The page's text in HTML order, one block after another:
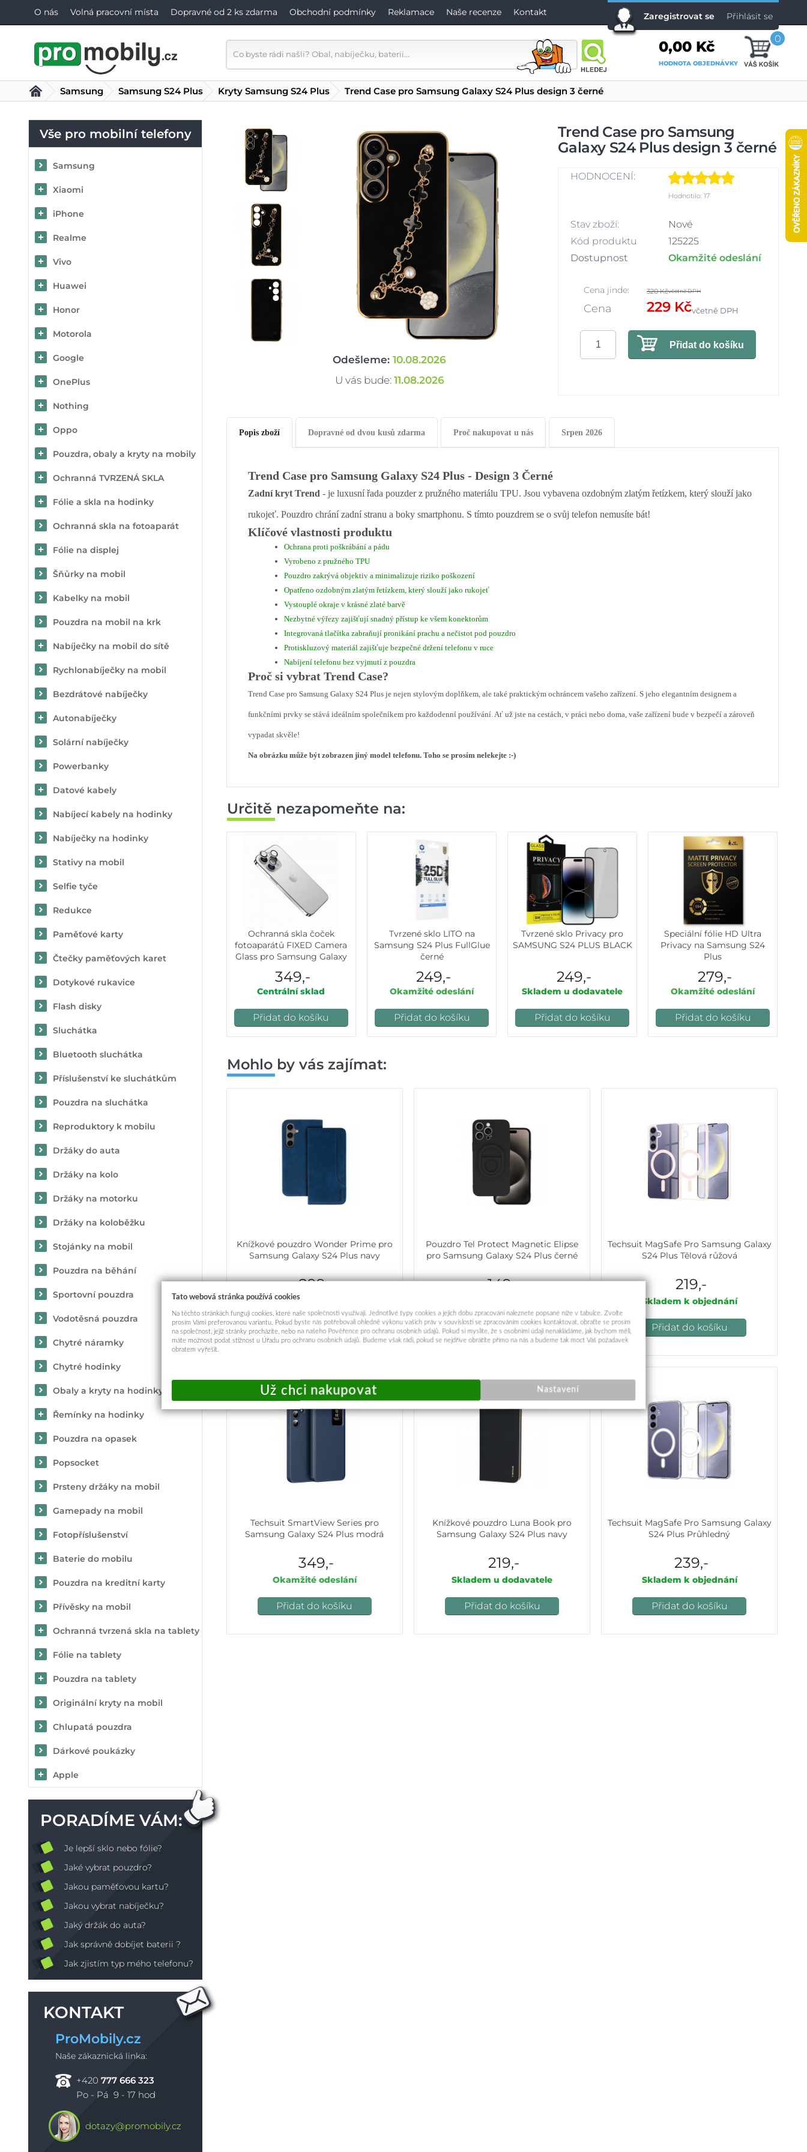
O nás Volná pracovní místa Dopravné od 2 ks zdarma Obchodní podmínky Reklamace Naše recenze Kontakt Zaregistrovat se Přihlásit se
0,00 Kč
HODNOTA OBJEDNÁVKY
0
Vše pro mobilní telefony
Samsung
Xiaomi
iPhone
Realme
Vivo
Huawei
Honor
Motorola
Google
OnePlus
Nothing
Oppo
Pouzdra, obaly a kryty na mobily
Ochranná TVRZENÁ SKLA
Fólie a skla na hodinky
Ochranná skla na fotoaparát
Fólie na displej
Šňůrky na mobil
Kabelky na mobil
Pouzdra na mobil na krk
Nabíječky na mobil do sítě
Rychlonabíječky na mobil
Bezdrátové nabíječky
Autonabíječky
Solární nabíječky
Powerbanky
Datové kabely
Nabíjecí kabely na hodinky
Nabíječky na hodinky
Stativy na mobil
Selfie tyče
Redukce
Paměťové karty
Čtečky paměťových karet
Dotykové rukavice
Flash disky
Sluchátka
Bluetooth sluchátka
Příslušenství ke sluchátkům
Pouzdra na sluchátka
Reproduktory k mobilu
Držáky do auta
Držáky na kolo
Držáky na motorku
Držáky na koloběžku
Stojánky na mobil
Pouzdra na běhání
Sportovní pouzdra
Vodotěsná pouzdra
Chytré náramky
Chytré hodinky
Obaly a kryty na hodinky
Řemínky na hodinky
Pouzdra na opasek
Popsocket
Prsteny držáky na mobil
Gamepady na mobil
Fotopříslušenství
Baterie do mobilu
Pouzdra na kreditní karty
Přívěsky na mobil
Ochranná tvrzená skla na tablety
Fólie na tablety
Pouzdra na tablety
Originální kryty na mobil
Chlupatá pouzdra
Dárkové poukázky
Apple
PORADÍME VÁM:
Je lepší sklo nebo fólie?
Jaké vybrat pouzdro?
Jakou paměťovou kartu?
Jakou vybrat nabíječku?
Jaký držák do auta?
Jak správně dobíjet baterii ?
Jak zjistím typ mého telefonu?
KONTAKT
ProMobily.cz
Naše zákaznická linka:
+420 777 666 323
Po - Pá 9 - 17 hod
dotazy@promobily.cz
Samsung Samsung S24 Plus Kryty Samsung S24 Plus Trend Case pro Samsung Galaxy S24 Plus design 3 černé
Odešleme:10.08.2026
U vás bude: 11.08.2026
Trend Case pro Samsung
Galaxy S24 Plus design 3 černé
HODNOCENÍ:
Hodnotilo: 17
Stav zboží:
Nové
Kód produktu
125225
Dostupnost
Okamžité odeslání
Cena jinde: 320 Kčvčetně DPH
Cena 229 Kčvčetně DPH
Přidat do košíku
Popis zboží Dopravné od dvou kusů zdarma Proč nakupovat u nás Srpen 2026
Trend Case pro Samsung Galaxy S24 Plus - Design 3 Černé
Zadní kryt Trend - je luxusní řada pouzder z pružného materiálu TPU. Jsou vybavena ozdobným zlatým řetízkem, který slouží jako
rukojeť. Pouzdro chrání zadní stranu a boky smartphonu. S tímto pouzdrem se o svůj telefon nemusíte bát!
Klíčové vlastnosti produktu
Ochrana proti poškrábání a pádu
Vyrobeno z pružného TPU
Pouzdro zakrývá objektiv a minimalizuje riziko poškození
Opatřeno ozdobným zlatým řetízkem, který slouží jako rukojeť
Vystouplé okraje v krásné zlaté barvě
Nezbytné výřezy zajišťují snadný přístup ke všem konektorům
Integrovaná tlačítka zabraňují pronikání prachu a nečistot pod pouzdro
Protiskluzový materiál zajišťuje bezpečné držení telefonu v ruce
Nabíjení telefonu bez vyjmutí z pouzdra
Proč si vybrat Trend Case?
Trend Case pro Samsung Galaxy S24 Plus je nejen stylovým doplňkem, ale také praktickým ochráncem vašeho zařízení. S jeho elegantním designem a
funkčními prvky se stává ideálním společníkem pro každodenní používání. Ať už jste na cestách, v práci nebo doma, vaše zařízení bude v bezpečí a zároveň
vypadat skvěle!
Na obrázku může být zobrazen jiný model telefonu. Toho se prosím nelekejte :-)
Určitě nezapomeňte na:
Ochranná skla čoček
fotoaparátů FIXED Camera
Glass pro Samsung Galaxy
349,-
Centrální sklad
Přidat do košíku
Tvrzené sklo LITO na
Samsung S24 Plus FullGlue
černé
249,-
Okamžité odeslání
Přidat do košíku
Tvrzené sklo Privacy pro
SAMSUNG S24 PLUS BLACK
249,-
Skladem u dodavatele
Přidat do košíku
Speciální fólie HD Ultra
Privacy na Samsung S24
Plus
279,-
Okamžité odeslání
Přidat do košíku
Mohlo by vás zajímat:
Knížkové pouzdro Wonder Prime pro
Samsung Galaxy S24 Plus navy
299,-
Skladem u dodavatele
Přidat do košíku
Pouzdro Tel Protect Magnetic Elipse
pro Samsung Galaxy S24 Plus černé
149,-
Přidat do košíku
Techsuit MagSafe Pro Samsung Galaxy
S24 Plus Tělová růžová
219,-
Skladem k objednání
Přidat do košíku
Techsuit SmartView Series pro
Samsung Galaxy S24 Plus modrá
349,-
Okamžité odeslání
Přidat do košíku
Knížkové pouzdro Luna Book pro
Samsung Galaxy S24 Plus navy
219,-
Skladem u dodavatele
Přidat do košíku
Techsuit MagSafe Pro Samsung Galaxy
S24 Plus Průhledný
239,-
Skladem k objednání
Přidat do košíku
Tato webová stránka používá cookies
Na těchto stránkách fungují cookies, které naše společnosti využívají. Jednotlivé typy cookies a jejich dobu zpracování naleznete popsané níže v tabulce. Zvolte
prosím Vámi preferovanou variantu. Pokud byste nás potřebovali ohledně výkonu vašich práv v souvislosti se zpracováním cookies kontaktovat, obraťte se prosím
na společnost, jejíž stránky procházíte, nebo na našeho Pověřence pro ochranu osobních údajů. Pokud si myslíte, že s osobními údaji nenakládáme, jak bychom měli,
máte možnost podat stížnost u Úřadu pro ochranu osobních údajů. Budeme však rádi, pokud se nejdříve obrátíte přímo na nás a budeme tak moct Váš požadavek
obratem vyřešit.
Nastavení